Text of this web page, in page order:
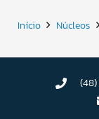
Início Núcleos